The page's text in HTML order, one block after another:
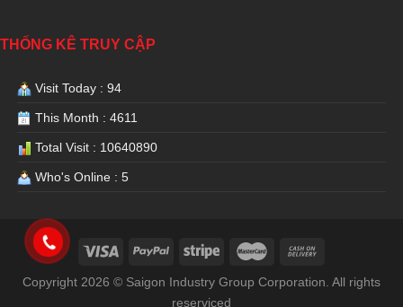
THỐNG KÊ TRUY CẬP
Visit Today : 94
This Month : 4611
Total Visit : 10640890
Who's Online : 5
Copyright 2026 © Saigon Industry Group Corporation. All rights
reserviced